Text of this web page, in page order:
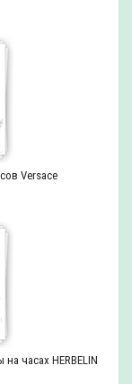
Versace
часах HERBELIN